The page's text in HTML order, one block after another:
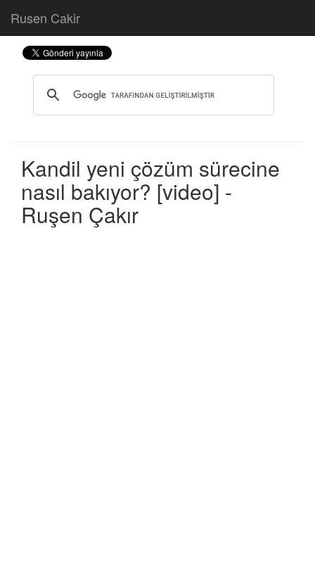
Rusen Cakir
Kandil yeni çözüm sürecine
nasıl bakıyor? [video] -
Ruşen Çakır